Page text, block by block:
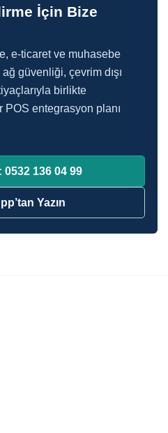
İçin Bize
e-ticaret ve muhasebe
ağ güvenliği, çevrim dışı
birlikte
entegrasyon planı
0532 136 04 99
Yazın